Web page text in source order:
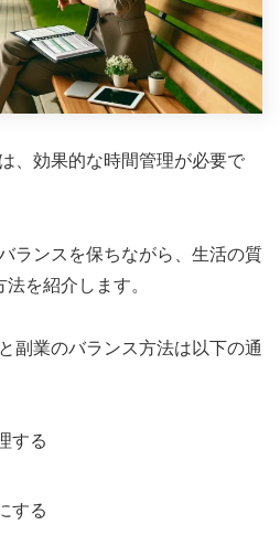
、効果的な時間管理が必要で
ランスを保ちながら、生活の質
を紹介します。
副業のバランス方法は以下の通
する
する